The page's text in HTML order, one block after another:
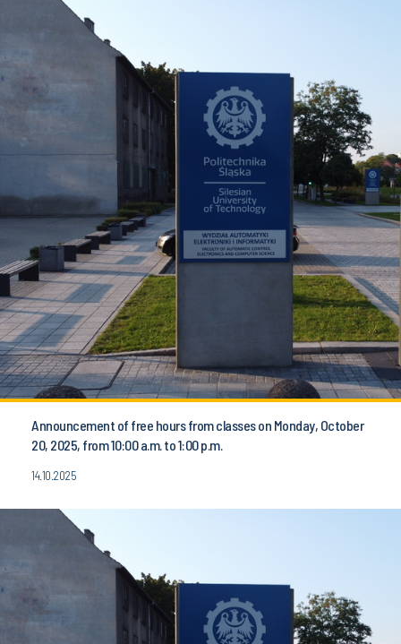
Announcement of free hours from classes on Monday, October
20, 2025, from 10:00 a.m. to 1:00 p.m.
14.10.2025